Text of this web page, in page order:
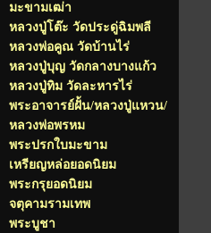
มะขามเฒ่า
หลวงปู่โต๊ะ วัดประดู่ฉิมพลี
หลวงพ่อคูณ วัดบ้านไร่
หลวงปู่บุญ วัดกลางบางแก้ว
หลวงปู่ทิม วัดละหารไร่
พระอาจารย์ฝั้น/หลวงปู่แหวน/
หลวงพ่อพรหม
พระปรกใบมะขาม
เหรียญหล่อยอดนิยม
พระกรุยอดนิยม
จตุคามรามเทพ
พระบูชา